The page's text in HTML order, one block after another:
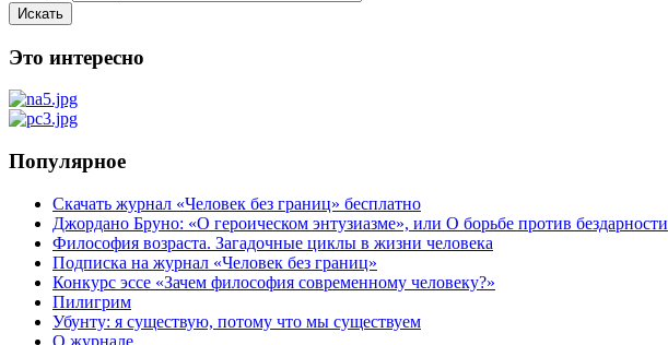
Искать
Это интересно
Популярное
Скачать журнал «Человек без границ» бесплатно
Джордано Бруно: «О героическом энтузиазме», или О борьбе против бездарности
Философия возраста. Загадочные циклы в жизни человека
Подписка на журнал «Человек без границ»
Конкурс эссе «Зачем философия современному человеку?»
Пилигрим
Убунту: я существую, потому что мы существуем
О журнале